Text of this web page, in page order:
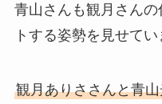
青山さんも観月さん
トする姿勢を見せてい
観月ありささんと青